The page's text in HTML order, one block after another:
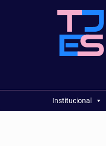
Institucional